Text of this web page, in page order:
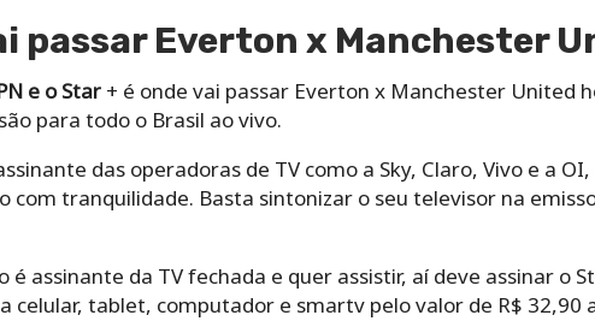
passar Everton x Manchester
e o Star+ é onde vai passar Everton x Manchester United
para todo o Brasil ao vivo.
das operadoras de TV como a Sky, Claro, Vivo e a
com tranquilidade. Basta sintonizar o seu televisor na
é assinante da TV fechada e quer assistir, aí deve assinar o
celular, tablet, computador e smartv pelo valor de R$ 32,90